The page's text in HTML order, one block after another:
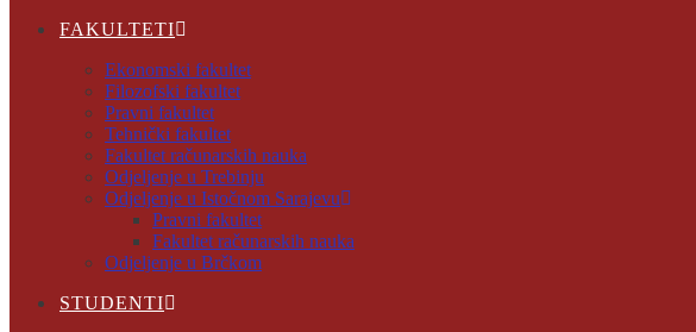
FAKULTETI
Ekonomski fakultet
Filozofski fakultet
Pravni fakultet
Tehnički fakultet
Fakultet računarskih nauka
Odjeljenje u Trebinju
Odjeljenje u Istočnom Sarajevu
Pravni fakultet
Fakultet računarskih nauka
Odjeljenje u Brčkom
STUDENTI